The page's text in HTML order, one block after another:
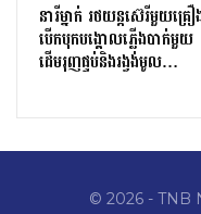
នារីម្នាក់ រថយន្តស៊េរីមួយគ្រឿ
បើកបុកបង្គោលភ្លើងបាក់មួយ
ដើមរុញផ្ទប់និងរង្វង់មូល…
© 2026 - TNB